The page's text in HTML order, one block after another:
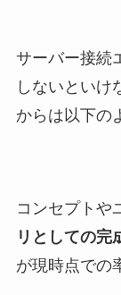
サーバー接続
しないといけ
からは以下の
コンセプトや
リとしての完
が現時点での